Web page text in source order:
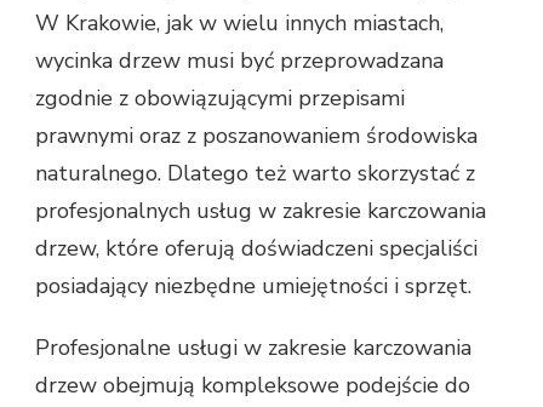
W Krakowie, jak w wielu innych miastach,
wycinka drzew musi być przeprowadzana
zgodnie z obowiązującymi przepisami
prawnymi oraz z poszanowaniem środowiska
naturalnego. Dlatego też warto skorzystać z
profesjonalnych usług w zakresie karczowania
drzew, które oferują doświadczeni specjaliści
posiadający niezbędne umiejętności i sprzęt.
Profesjonalne usługi w zakresie karczowania
drzew obejmują kompleksowe podejście do